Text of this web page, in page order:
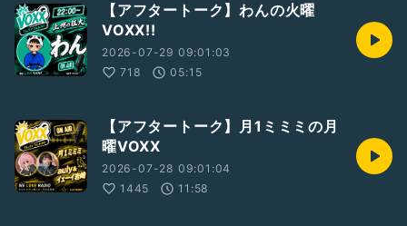
【アフタートーク】わんの火曜
VOXX!!
2026-07-29 09:01:03
718
05:15
【アフタートーク】月1ミミミの月
曜VOXX
2026-07-28 09:01:04
1445
11:58